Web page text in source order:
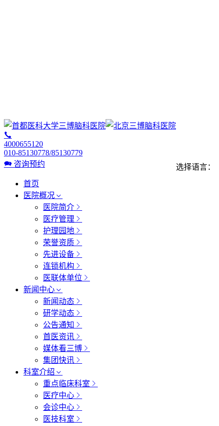
4000655120
010-85130778/85130779
咨询预约
选择语言：
首页
医院概况
医院简介
医疗管理
护理园地
荣誉资质
先进设备
连锁机构
医联体单位
新闻中心
新闻动态
研学动态
公告通知
首医资讯
媒体看三博
集团快讯
科室介绍
重点临床科室
医疗中心
会诊中心
医技科室